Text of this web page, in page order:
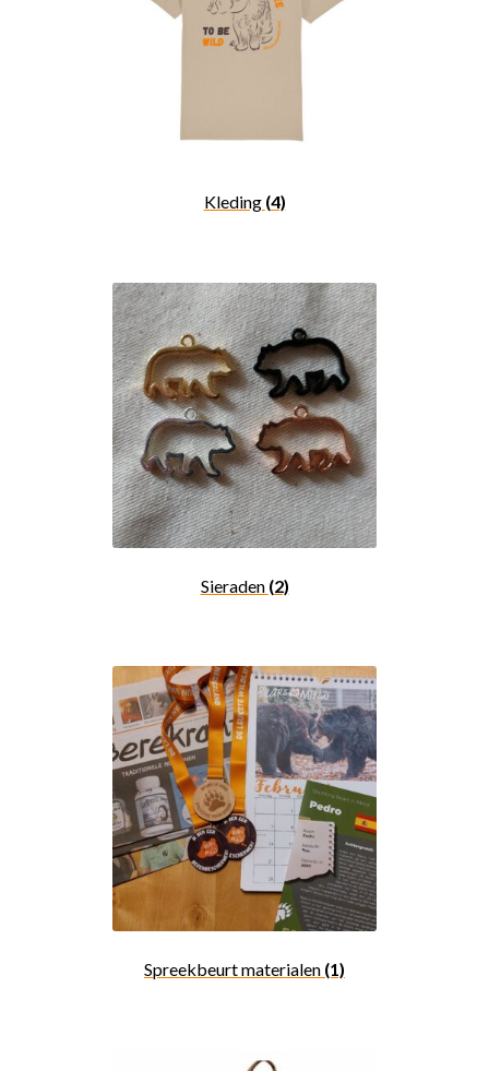
Kleding (4)
Sieraden (2)
Spreekbeurt materialen (1)